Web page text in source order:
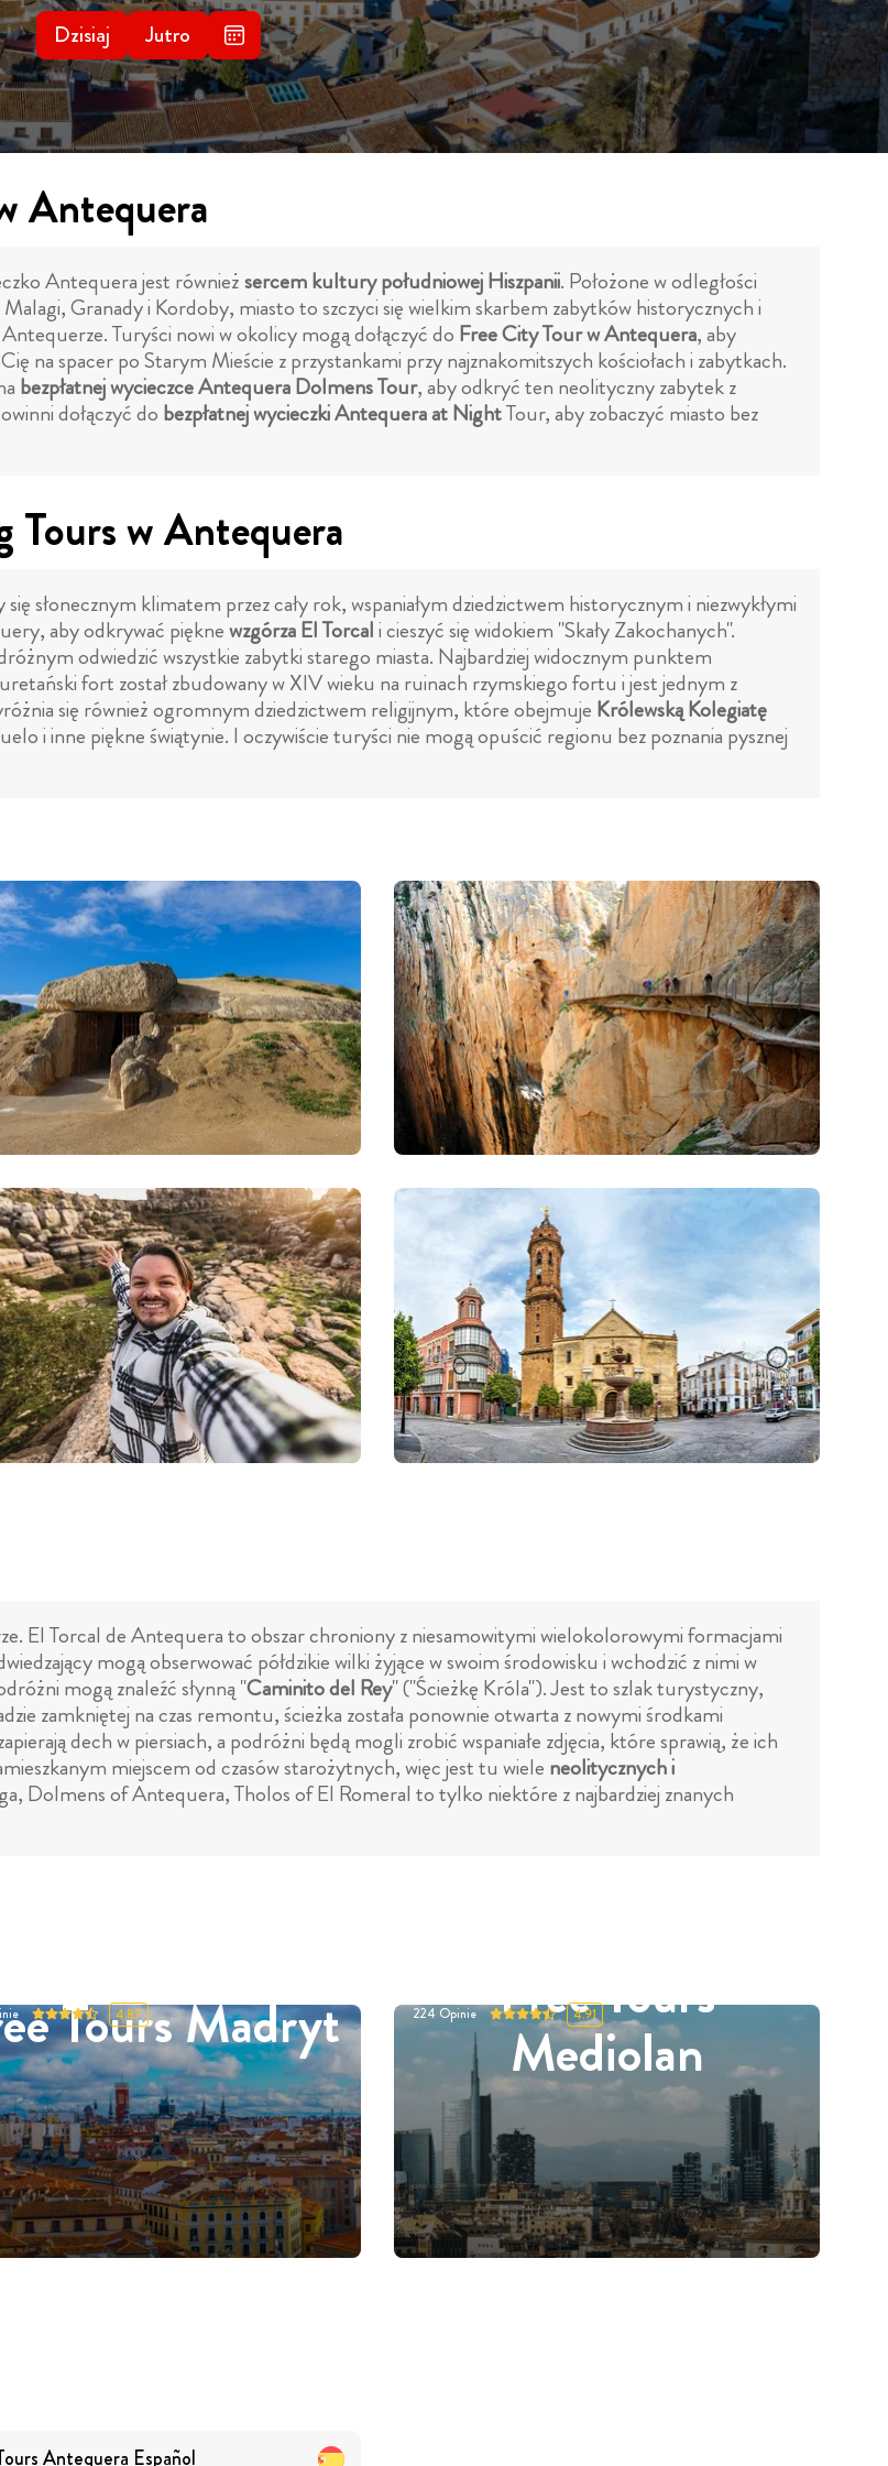
Dzisiaj Jutro
Antequera
Antequera jest równieżsercem kultury południowej Hiszpanii. Położone w odległości
Granady i Kordoby, miasto to szczyci się wielkim skarbem zabytków historycznych i
Turyści nowi w okolicy mogą dołączyć do Free City Tour w Antequera, aby
na spacer po Starym Mieście z przystankami przy najznakomitszych kościołach i zabytkach.
bezpłatnej wycieczce Antequera Dolmens Tour, aby odkryć ten neolityczny zabytek z
dołączyć do bezpłatnej wycieczki Antequera at NightTour, aby zobaczyć miasto bez
Tours w Antequera
słonecznym klimatem przez cały rok, wspaniałym dziedzictwem historycznym i niezwykłymi
aby odkrywać pięknewzgórza El Torcali cieszyć się widokiem "Skały Zakochanych".
odwiedzić wszystkie zabytki starego miasta. Najbardziej widocznym punktem
fort został zbudowany w XIV wieku na ruinach rzymskiego fortu i jest jednym z
się również ogromnym dziedzictwem religijnym, które obejmuje Królewską Kolegiatę
i inne piękne świątynie. I oczywiście turyści nie mogą opuścić regionu bez poznania pysznej
El Torcal de Antequera to obszar chroniony z niesamowitymi wielokolorowymi formacjami
mogą obserwować półdzikie wilki żyjące w swoim środowisku i wchodzić z nimi w
mogą znaleźć słynną "Caminito del Rey" ("Ścieżkę Króla"). Jest to szlak turystyczny,
zamkniętej na czas remontu, ścieżka została ponownie otwarta z nowymi środkami
dech w piersiach, a podróżni będą mogli zrobić wspaniałe zdjęcia, które sprawią, że ich
miejscem od czasów starożytnych, więc jest tu wiele neolitycznych i
Dolmens of Antequera, Tholos of El Romeral to tylko niektóre z najbardziej znanych
Tours Madryt
4.87 Free Tours
Mediolan
224 Opinie 4.91
Antequera Español